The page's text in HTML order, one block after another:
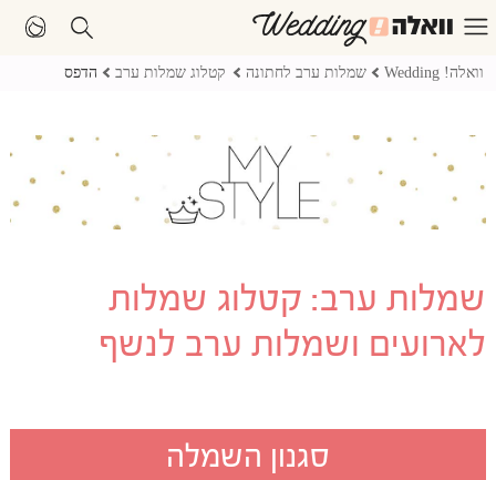
וואלה! Wedding שמלות ערב לחתונה קטלוג שמלות ערב הדפס
שמלות ערב: קטלוג שמלות
לארועים ושמלות ערב לנשף
סגנון השמלה